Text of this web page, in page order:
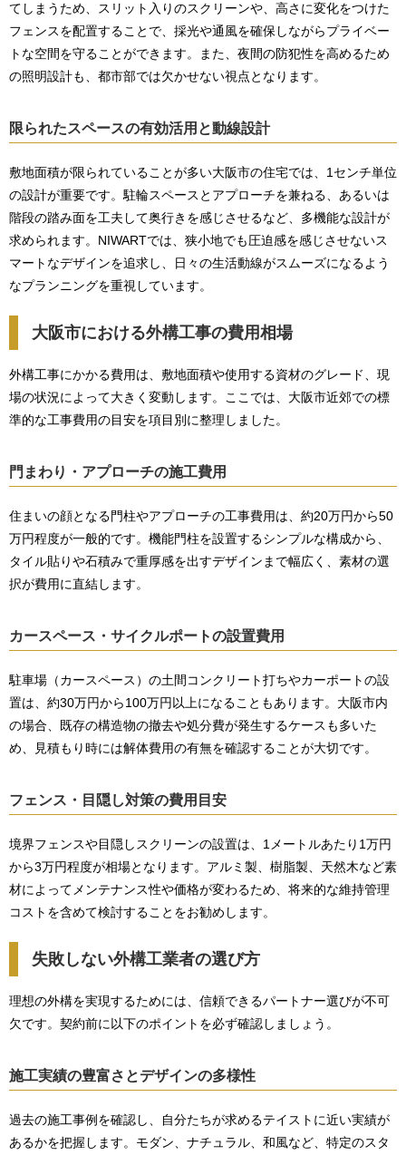
てしまうため、スリット入りのスクリーンや、高さに変化をつけた
フェンスを配置することで、採光や通風を確保しながらプライベー
トな空間を守ることができます。また、夜間の防犯性を高めるため
の照明設計も、都市部では欠かせない視点となります。
限られたスペースの有効活用と動線設計
敷地面積が限られていることが多い大阪市の住宅では、1センチ単位
の設計が重要です。駐輪スペースとアプローチを兼ねる、あるいは
階段の踏み面を工夫して奥行きを感じさせるなど、多機能な設計が
求められます。NIWARTでは、狭小地でも圧迫感を感じさせないス
マートなデザインを追求し、日々の生活動線がスムーズになるよう
なプランニングを重視しています。
大阪市における外構工事の費用相場
外構工事にかかる費用は、敷地面積や使用する資材のグレード、現
場の状況によって大きく変動します。ここでは、大阪市近郊での標
準的な工事費用の目安を項目別に整理しました。
門まわり・アプローチの施工費用
住まいの顔となる門柱やアプローチの工事費用は、約20万円から50
万円程度が一般的です。機能門柱を設置するシンプルな構成から、
タイル貼りや石積みで重厚感を出すデザインまで幅広く、素材の選
択が費用に直結します。
カースペース・サイクルポートの設置費用
駐車場（カースペース）の土間コンクリート打ちやカーポートの設
置は、約30万円から100万円以上になることもあります。大阪市内
の場合、既存の構造物の撤去や処分費が発生するケースも多いた
め、見積もり時には解体費用の有無を確認することが大切です。
フェンス・目隠し対策の費用目安
境界フェンスや目隠しスクリーンの設置は、1メートルあたり1万円
から3万円程度が相場となります。アルミ製、樹脂製、天然木など素
材によってメンテナンス性や価格が変わるため、将来的な維持管理
コストを含めて検討することをお勧めします。
失敗しない外構工業者の選び方
理想の外構を実現するためには、信頼できるパートナー選びが不可
欠です。契約前に以下のポイントを必ず確認しましょう。
施工実績の豊富さとデザインの多様性
過去の施工事例を確認し、自分たちが求めるテイストに近い実績が
あるかを把握します。モダン、ナチュラル、和風など、特定のスタ